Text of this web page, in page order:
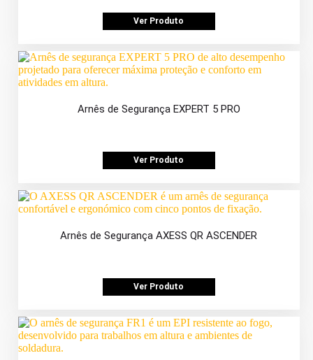
Ver Produto
Arnês de Segurança EXPERT 5 PRO
Ver Produto
Arnês de Segurança AXESS QR ASCENDER
Ver Produto